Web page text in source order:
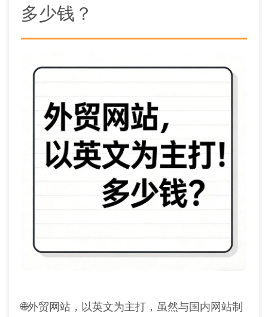
多少钱？
🌐外贸网站，以英文为主打，虽然与国内网站制